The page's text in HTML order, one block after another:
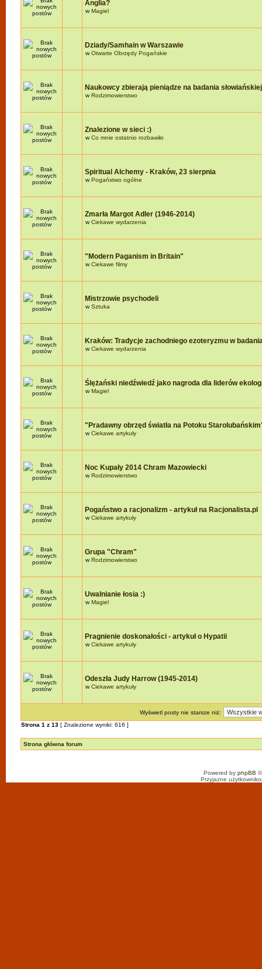
Anglia?
wMagiel
Dziady/Samhain w Warszawie
wOtwarte Obrzędy Pogańskie
Naukowcy zbierają pieniądze na badania
wRodzimowierstwo
Znalezione w sieci :)
wCo mnie ostatnio rozbawiło
Spiritual Alchemy - Kraków, 23 sierpnia
wPogaństwo ogólne
Zmarła Margot Adler (1946-2014)
wCiekawe wydarzenia
"Modern Paganism in Britain"
wCiekawe filmy
Mistrzowie psychodeli
wSztuka
Kraków: Tradycje zachodniego ezoteryzmu w
wCiekawe wydarzenia
Ślężański niedźwiedź jako nagroda dla liderów
wMagiel
"Pradawny obrzęd światła na Potoku
wCiekawe artykuły
Noc Kupały 2014 Chram Mazowiecki
wRodzimowierstwo
Pogaństwo a racjonalizm - artykuł na Racjonalista.pl
wCiekawe artykuły
Grupa "Chram"
wRodzimowierstwo
Uwalnianie łosia :)
wMagiel
Pragnienie doskonałości - artykuł o Hypatii
wCiekawe artykuły
Odeszła Judy Harrow (1945-2014)
wCiekawe artykuły
Wyświetl posty nie starsze niż:
Strona 1 z 13 [ Znalezione wyniki: 616 ]
Strona główna forum
Powered by phpBB
Przyjazne